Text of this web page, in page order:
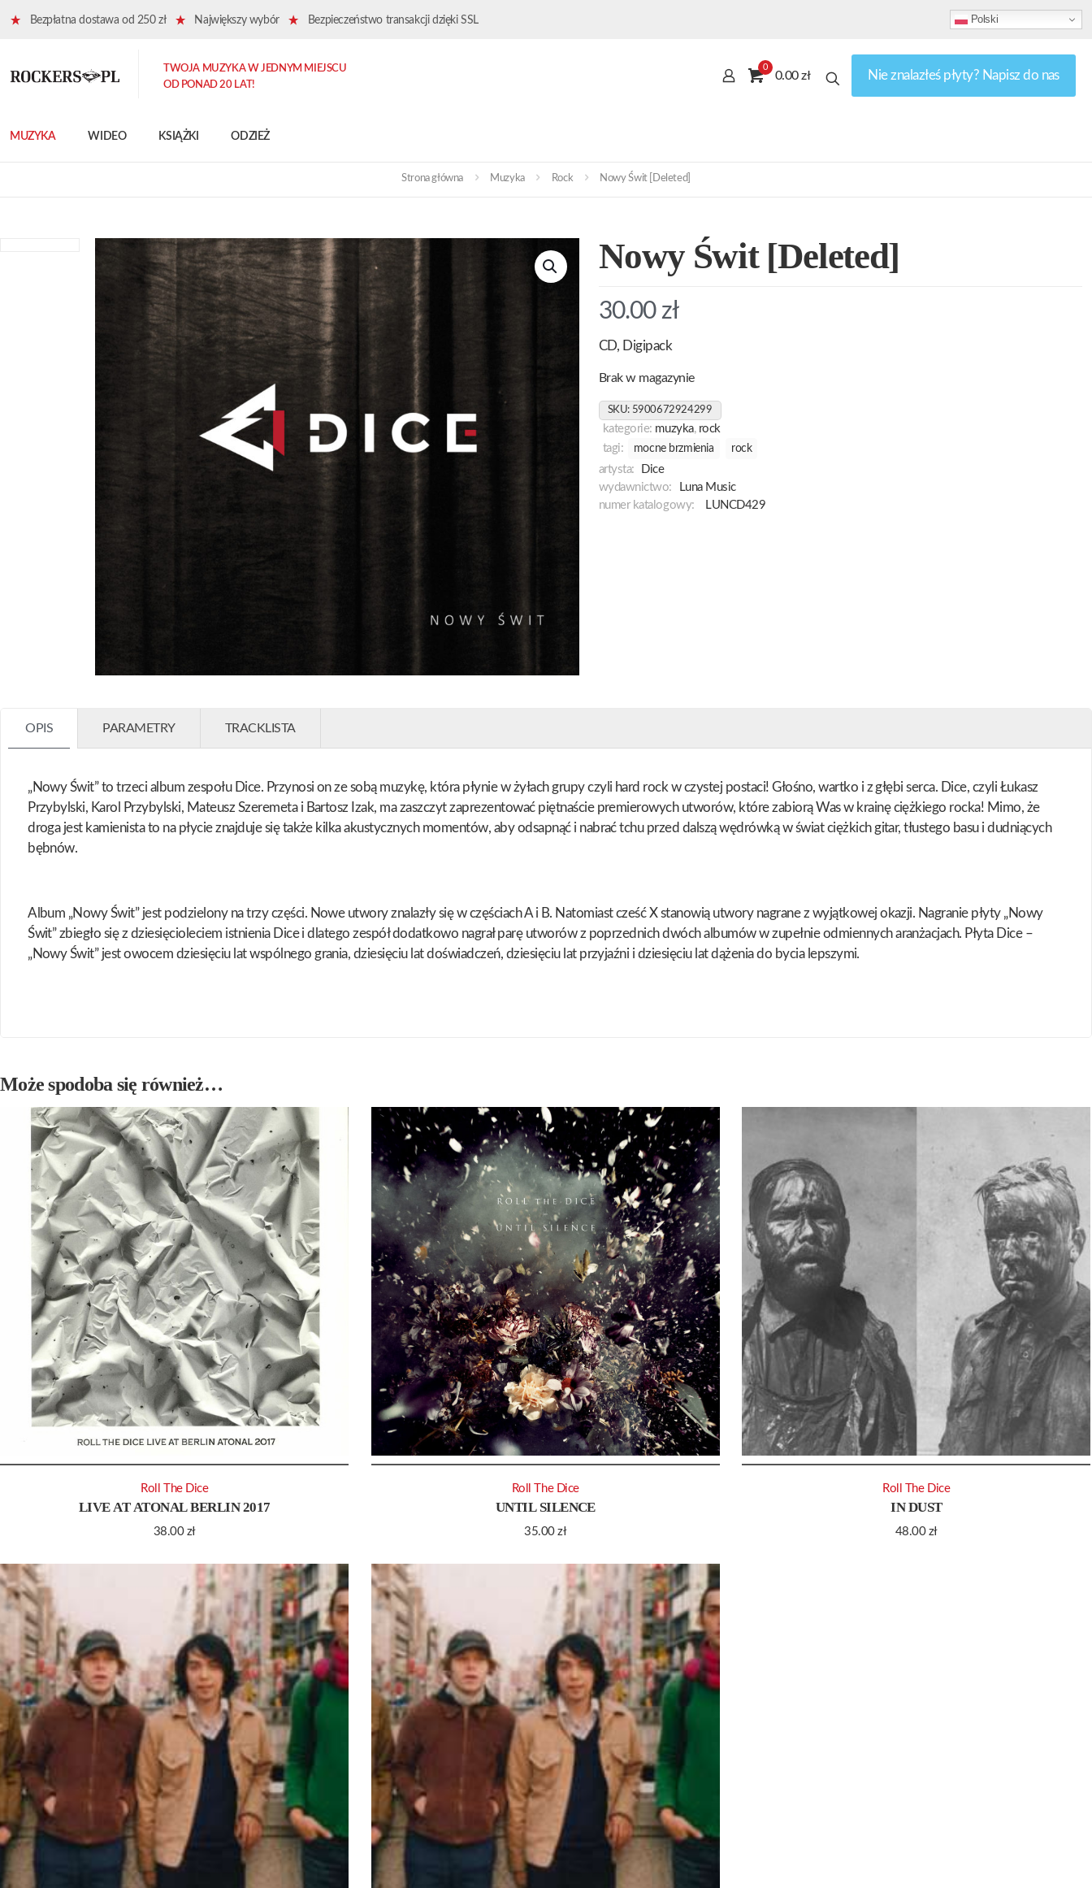
Bezpłatna dostawa od 250 zł Największy wybór Bezpieczeństwo transakcji dzięki SSL Polski
MUZYKA WIDEO KSIĄŻKI ODZIEŻ
TWOJA MUZYKA W JEDNYM MIEJSCU
OD PONAD 20 LAT!
0
0.00 zł Nie znalazłeś płyty? Napisz do nas
Strona główna Muzyka Rock Nowy Świt [Deleted]
Nowy Świt [Deleted]
30.00 zł
CD, Digipack
Brak w magazynie
SKU: 5900672924299
kategorie: muzyka, rock
tagi:
mocne brzmienia rock
artysta:
Dice
wydawnictwo:
Luna Music
numer katalogowy:
LUNCD429
OPIS PARAMETRY TRACKLISTA
„Nowy Świt” to trzeci album zespołu Dice. Przynosi on ze sobą muzykę, która płynie w żyłach grupy czyli hard rock w czystej postaci! Głośno, wartko i z głębi serca. Dice, czyli Łukasz
Przybylski, Karol Przybylski, Mateusz Szeremeta i Bartosz Izak, ma zaszczyt zaprezentować piętnaście premierowych utworów, które zabiorą Was w krainę ciężkiego rocka! Mimo, że
droga jest kamienista to na płycie znajduje się także kilka akustycznych momentów, aby odsapnąć i nabrać tchu przed dalszą wędrówką w świat ciężkich gitar, tłustego basu i dudniących
bębnów.
Album „Nowy Świt” jest podzielony na trzy części. Nowe utwory znalazły się w częściach A i B. Natomiast cześć X stanowią utwory nagrane z wyjątkowej okazji. Nagranie płyty „Nowy
Świt” zbiegło się z dziesięcioleciem istnienia Dice i dlatego zespół dodatkowo nagrał parę utworów z poprzednich dwóch albumów w zupełnie odmiennych aranżacjach. Płyta Dice –
„Nowy Świt” jest owocem dziesięciu lat wspólnego grania, dziesięciu lat doświadczeń, dziesięciu lat przyjaźni i dziesięciu lat dążenia do bycia lepszymi.
Może spodoba się również…
LIVE AT ATONAL BERLIN 2017
38.00 zł
Roll The Dice
UNTIL SILENCE
35.00zł
Roll The Dice
IN DUST
48.00 zł
Roll The Dice